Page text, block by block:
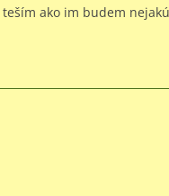
ako im budem